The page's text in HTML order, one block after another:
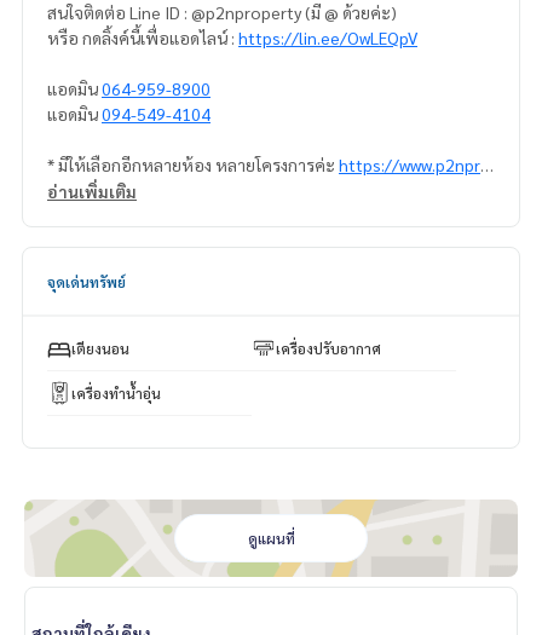
สนใจติดต่อ Line ID : @p2nproperty (มี @ ด้วยค่ะ)
หรือ กดลิ้งค์นี้เพื่อแอดไลน์ : https://lin.ee/OwLEQpV
แอดมิน064-959-8900
แอดมิน094-549-4104
* มีให้เลือกอีกหลายห้อง หลายโครงการค่ะ https://www.p2npro
perty.com
อ่านเพิ่มเติม
จุดเด่นทรัพย์
เตียงนอน เครื่องปรับอากาศ
เครื่องทำน้ำอุ่น
ดูแผนที่